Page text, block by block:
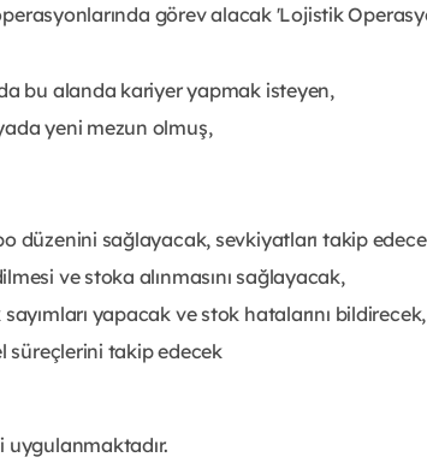
görev alacak 'Lojistik
bu alanda kariyer yapmak isteyen,
yeni mezun olmuş,
düzenini sağlayacak, sevkiyatları takip
ve stoka alınmasını sağlayacak,
yapacak ve stok hatalarını bildirecek,
süreçlerini takip edecek
uygulanmaktadır.